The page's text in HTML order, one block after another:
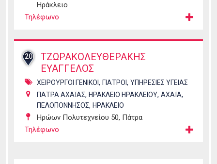
Ηράκλειο
Τηλέφωνο
20
ΤΖΩΡΑΚΟΛΕΥΘΕΡΑΚΗΣ
ΕΥΑΓΓΕΛΟΣ
ΧΕΙΡΟΥΡΓΟΙ ΓΕΝΙΚΟΙ , ΓΙΑΤΡΟΙ , ΥΠΗΡΕΣΙΕΣ ΥΓΕΙΑΣ
ΠΑΤΡΑ ΑΧΑΪΑΣ, ΗΡΑΚΛΕΙΟ ΗΡΑΚΛΕΙΟΥ, ΑΧΑΪΑ,
ΠΕΛΟΠΟΝΝΗΣΟΣ, ΗΡΑΚΛΕΙΟ
Ηρώων Πολυτεχνείου 50, Πάτρα
Τηλέφωνο